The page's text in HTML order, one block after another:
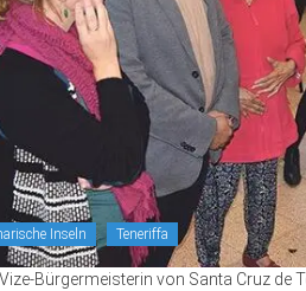
Inseln Teneriffa
Vize-Bürgermeisterin von Santa Cruz